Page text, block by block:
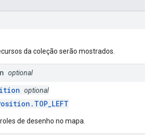
da coleção serão mostrados.
optional
optional
de desenho no mapa.